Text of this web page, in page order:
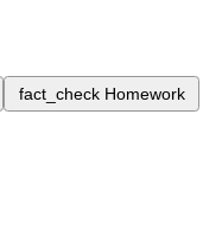
fact_check Homework